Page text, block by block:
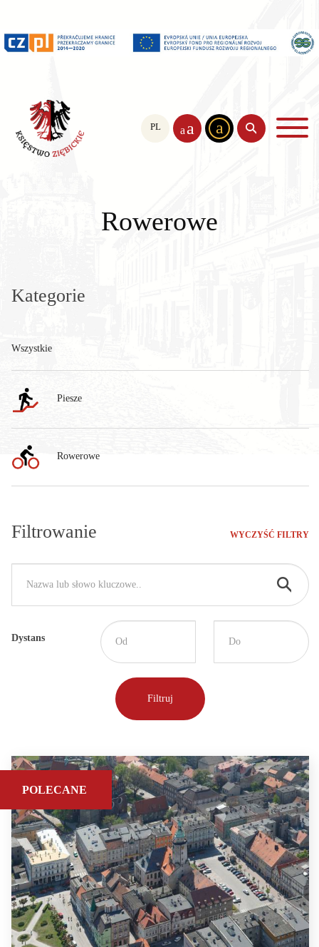
PL EN CS
a a a
Rowerowe
Kategorie
Wszystkie
Piesze
Rowerowe
Filtrowanie WYCZYŚĆ FILTRY
Dystans
POLECANE